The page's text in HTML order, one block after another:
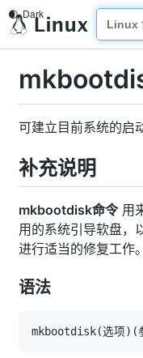
可建立目前系统的启
补充说明
mkbootdisk命令用
用的系统引导软盘，
进行适当的修复工作。
语法
mkbootdisk(选项) (